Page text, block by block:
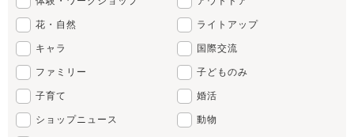
花・自然 ライトアップ
キャラ 国際交流
ファミリー 子どものみ
子育て 婚活
ショップニュース 動物